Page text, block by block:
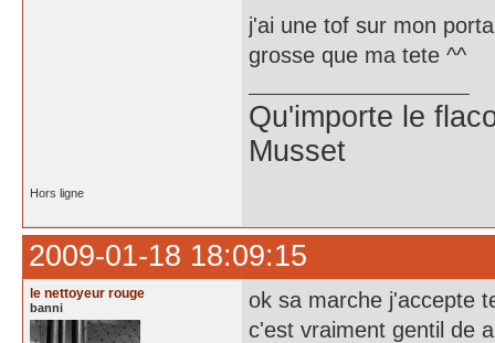
j'ai une tof sur mon
grosse que ma tete ^^
Qu'importe le
Musset
Hors ligne
2009-01-18 18:09:15
le nettoyeur rouge
banni
ok sa marche j'accepte
c'est vraiment gentil de